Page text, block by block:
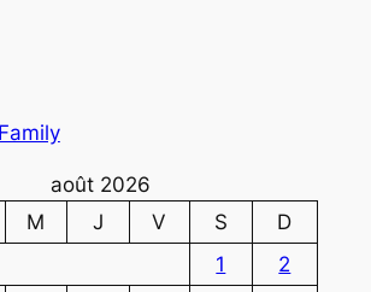
août 2026
M J V S
D
1
2